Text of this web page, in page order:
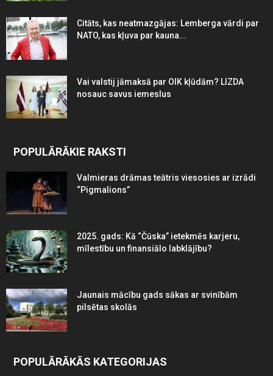
Citāts, kas neatmazgājas: Lemberga vārdi par
NATO, kas kļuva par kauna...
Vai valstij jāmaksā par OIK kļūdām? LIZDA
nosauc savus iemeslus
POPULĀRĀKIE RAKSTI
Valmieras drāmas teātris viesosies ar izrādi
“Pigmalions”
2025. gads: Kā “Čūska” ietekmēs karjeru,
mīlestību un finansiālo labklājību?
Jaunais mācību gads sākas ar svinībām
pilsētas skolās
POPULĀRĀKĀS KATEGORIJAS